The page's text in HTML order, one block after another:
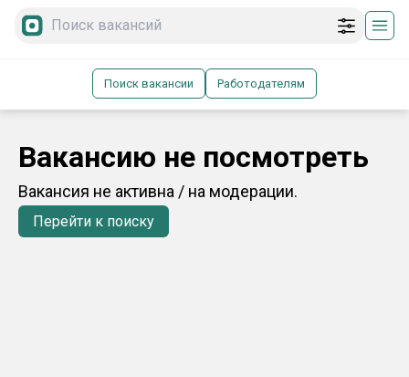
Поиск вакансии Работодателям
Вакансию не посмотреть
Вакансия не активна / на модерации.
Перейти к поиску